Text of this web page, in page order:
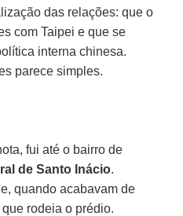
das relações: que o
com Taipei e que se
interna chinesa.
parece simples.
fui até o bairro de
de Santo Inácio.
quando acabavam de
rodeia o prédio.